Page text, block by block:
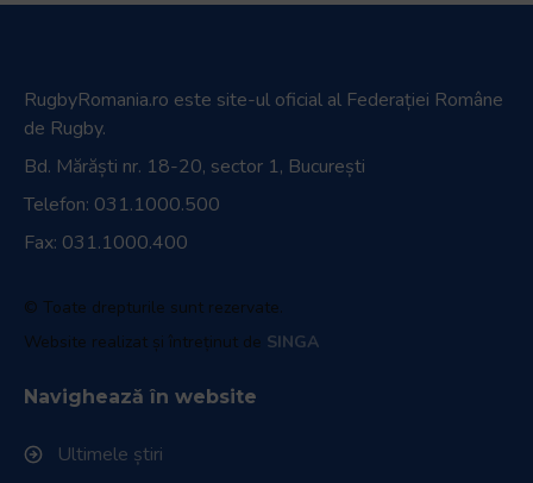
RugbyRomania.ro este site-ul oficial al Federației Române
de Rugby.
Bd. Mărăști nr. 18-20, sector 1, București
Telefon: 031.1000.500
Fax: 031.1000.400
© Toate drepturile sunt rezervate.
Website realizat și întreținut de SINGA
Navighează în website
Ultimele știri